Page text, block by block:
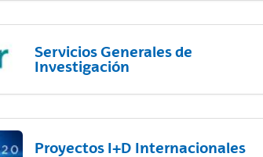
Servicios Generales de
Investigación
Proyectos I+D Internacionales